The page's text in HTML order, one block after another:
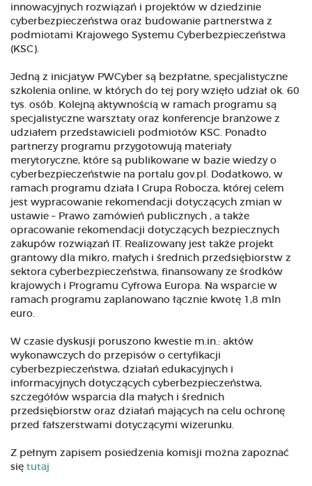
innowacyjnych rozwiązań i projektów w dziedzinie
cyberbezpieczeństwa oraz budowanie partnerstwa z
podmiotami Krajowego Systemu Cyberbezpieczeństwa
(KSC).
Jedną z inicjatyw PWCyber są bezpłatne, specjalistyczne
szkolenia online, w których do tej pory wzięło udział ok. 60
tys. osób. Kolejną aktywnością w ramach programu są
specjalistyczne warsztaty oraz konferencje branżowe z
udziałem przedstawicieli podmiotów KSC. Ponadto
partnerzy programu przygotowują materiały
merytoryczne, które są publikowane w bazie wiedzy o
cyberbezpieczeństwie na portalu gov.pl. Dodatkowo, w
ramach programu działa I Grupa Robocza, której celem
jest wypracowanie rekomendacji dotyczących zmian w
ustawie – Prawo zamówień publicznych , a także
opracowanie rekomendacji dotyczących bezpiecznych
zakupów rozwiązań IT. Realizowany jest także projekt
grantowy dla mikro, małych i średnich przedsiębiorstw z
sektora cyberbezpieczeństwa, finansowany ze środków
krajowych i Programu Cyfrowa Europa. Na wsparcie w
ramach programu zaplanowano łącznie kwotę 1,8 mln
euro.
W czasie dyskusji poruszono kwestie m.in.: aktów
wykonawczych do przepisów o certyfikacji
cyberbezpieczeństwa, działań edukacyjnych i
informacyjnych dotyczących cyberbezpieczeństwa,
szczegółów wsparcia dla małych i średnich
przedsiębiorstw oraz działań mających na celu ochronę
przed fałszerstwami dotyczącymi wizerunku.
Z pełnym zapisem posiedzenia komisji można zapoznać
się tutaj